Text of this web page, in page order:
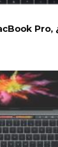
Pro,